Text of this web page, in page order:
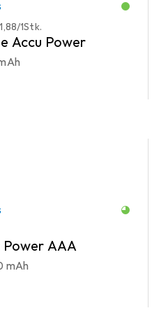
EUR
1,88/1Stk.
Accu Power
Power AAA
mAh